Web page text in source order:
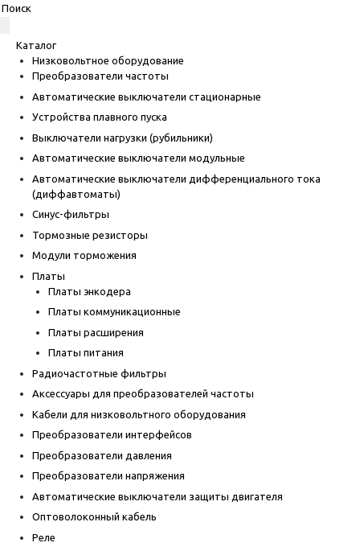
Каталог
Низковольтное оборудование
Преобразователи частоты
Автоматические выключатели стационарные
Устройства плавного пуска
Выключатели нагрузки (рубильники)
Автоматические выключатели модульные
Автоматические выключатели дифференциального тока
(диффавтоматы)
Синус-фильтры
Тормозные резисторы
Модули торможения
Платы
Платы энкодера
Платы коммуникационные
Платы расширения
Платы питания
Радиочастотные фильтры
Аксессуары для преобразователей частоты
Кабели для низковольтного оборудования
Преобразователи интерфейсов
Преобразователи давления
Преобразователи напряжения
Автоматические выключатели защиты двигателя
Оптоволоконный кабель
Реле